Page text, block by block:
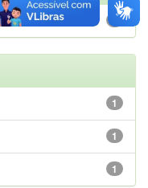
1
1
1
1